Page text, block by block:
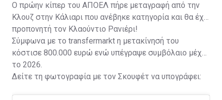
Ο πρώην κίπερ του ΑΠΟΕΛ πήρε μεταγραφή από την
Κλουζ στην Κάλιαρι που ανέβηκε κατηγορία και θα έχει
προπονητή τον Κλαούντιο Ρανιέρι!
Σύμφωνα με το transfermarkt η μετακίνησή του
κόστισε 800.000 ευρώ ενώ υπέγραψε συμβόλαιο μέχρι
το 2026.
Δείτε τη φωτογραφία με τον Σκουφέτ να υπογράφει: